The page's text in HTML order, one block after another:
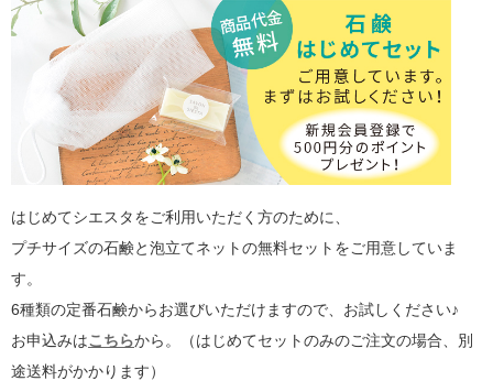
はじめてシエスタをご利用いただく方のために、
プチサイズの石鹸と泡立てネットの無料セットをご用意していま
す。
6種類の定番石鹸からお選びいただけますので、お試しください♪
お申込みはこちらから。（はじめてセットのみのご注文の場合、別
途送料がかかります）